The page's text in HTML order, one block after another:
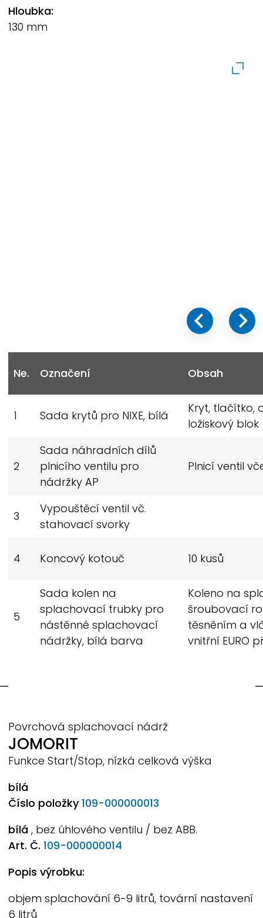
Hloubka:
130 mm
Ne. Označení Obsah
1 Sada krytů pro NIXE,bílá
Kryt, tlačítko,
ložiskový blok
2
Sada náhradních dílů
plnicího ventilu pro
nádržky AP
Plnicí ventil
3
Vypouštěcí ventil vč.
stahovací svorky
4 Koncový kotouč 10 kusů
5
Sada kolen na
splachovací trubky pro
nástěnné splachovací
nádržky, bílá barva
Koleno na
šroubovací
těsněním a
vnitřní EURO
Povrchová splachovací nádrž
JOMORIT
Funkce Start/Stop, nízká celková výška
bílá
Číslo položky109-000000013
bílá , bez úhlového ventilu / bez ABB.
Art. Č. 109-000000014
Popis výrobku:
objem splachování 6-9 litrů, tovární nastavení
6 litrů